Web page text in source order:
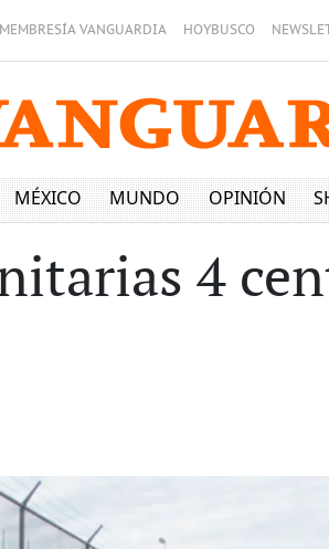
MEMBRESÍA VANGUARDIA HOYBUSCO
MÉXICO MUNDO OPINIÓN
4